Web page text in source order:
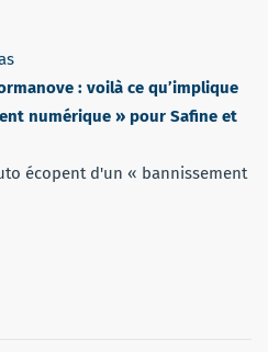
: voilà ce qu’implique
numérique » pour Safine et
écopent d'un « bannissement